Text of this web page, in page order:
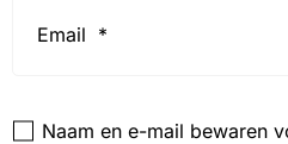
Naam en e-mail bewaren